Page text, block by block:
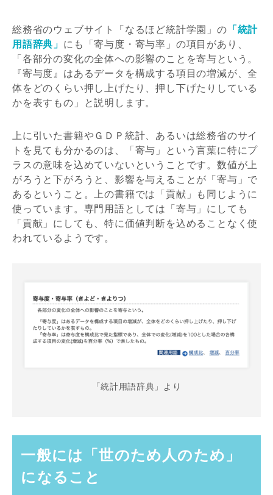
総務省のウェブサイト「なるほど統計学園」の 「統計
用語辞典」 にも「寄与度・寄与率」の項目があり、
「各部分の変化の全体への影響のことを寄与という。
『寄与度』はあるデータを構成する項目の増減が、全
体をどのくらい押し上げたり、押し下げたりしている
かを表すもの」と説明します。
上に引いた書籍やＧＤＰ統計、あるいは総務省のサイ
トを見ても分かるのは、「寄与」という言葉に特にプ
ラスの意味を込めていないということです。数値が上
がろうと下がろうと、影響を与えることが「寄与」で
あるということ。上の書籍では「貢献」も同じように
使っています。専門用語としては「寄与」にしても
「貢献」にしても、特に価値判断を込めることなく使
われているようです。
「統計用語辞典」より
一般には「世のため人のため」
になること